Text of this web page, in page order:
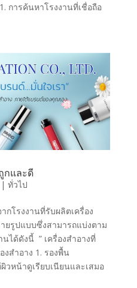
การค้นหาโรงงานที่เชื่อถือ
กและดี
ทั่วไป
กโรงงานที่รับผลิตเครื่อง
ยรูปแบบซึ่งสามารถแบ่งตาม
ได้ดังนี้ ” เครื่องสำอางที่
งสำอาง 1. รองพื้น
วหน้าดูเรียบเนียนและเสมอ